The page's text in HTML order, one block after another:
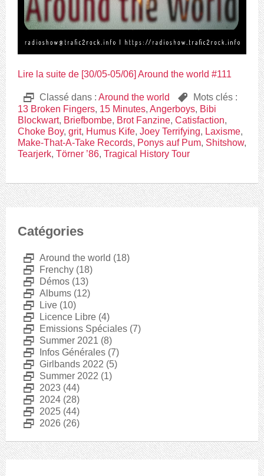
Lire la suite de [30/05-05/06] Around the world #111
D Classé dans : Around the world ,
Mots clés :
13 Broken Fingers, 15 Minutes, Angerboys, Bibi
Blockwart, Briefbombe, Brot Fanzine, Catisfaction,
Choke Boy, grit, Humus Kife, Joey Terrifying, Laxisme,
Make-That-A-Take Records, Ponys auf Pum, Shitshow,
Tearjerk, Törner ’86, Tragical History Tour
Catégories
D Around the world (18)
D Frenchy (18)
D Démos (13)
D Albums (12)
D Live (10)
D Licence Libre (4)
D Emissions Spéciales (7)
D Summer 2021 (8)
D Infos Générales (7)
D Girlbands 2022 (5)
D Summer 2022 (1)
D 2023 (44)
D 2024 (28)
D 2025 (44)
D 2026 (26)